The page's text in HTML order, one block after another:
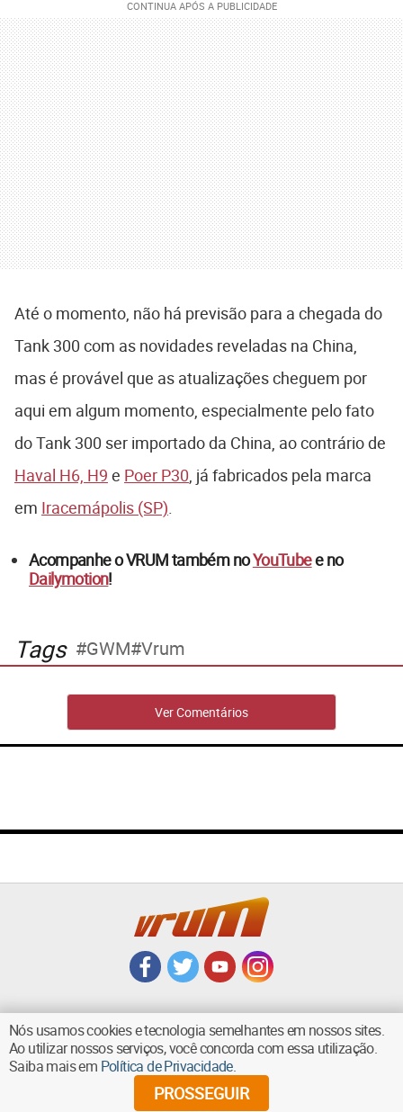
Até o momento, não há previsão para a chegada do
Tank 300 com as novidades reveladas na China,
mas é provável que as atualizações cheguem por
aqui em algum momento, especialmente pelo fato
do Tank 300 ser importado da China, ao contrário de
Haval H6, H9 e Poer P30, já fabricados pela marca
em Iracemápolis (SP).
Acompanhe o VRUM também noYouTubee no
Dailymotion!
Tags GWM Vrum
Ver Comentários
VOLTAR AO TOPO
Nós usamos cookies e tecnologia semelhantes em nossos sites.
Ao utilizar nossos serviços, você concorda com essa utilização.
Saiba mais em Política de Privacidade.
PROSSEGUIR